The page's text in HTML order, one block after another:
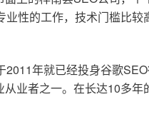
性的工作，技术门槛比
年就已经投身谷歌
业者之一。在长达10多